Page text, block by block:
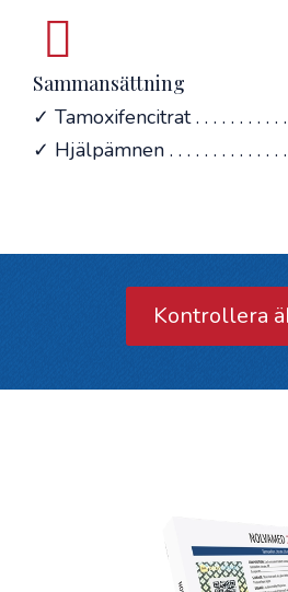
Sammansättning
✓ Tamoxifencitrat . . . . . . . . . .
✓ Hjälpämnen . . . . . . . . . . . . . .
Kontrollera